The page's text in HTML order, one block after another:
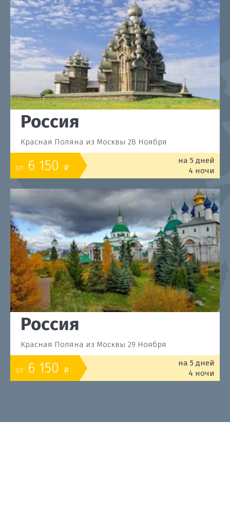
Россия
Красная Поляна из Москвы 28 Ноября
от 6 150 o
на 5 дней
4 ночи
Россия
Красная Поляна из Москвы 29 Ноября
от 6 150 o
на 5 дней
4 ночи